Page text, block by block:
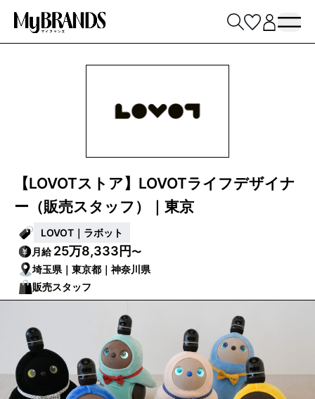
【LOVOTストア】LOVOTライフデザイナ
ー（販売スタッフ）｜東京
LOVOT｜ラボット
月給25万8,333円〜
埼玉県｜東京都｜神奈川県
販売スタッフ